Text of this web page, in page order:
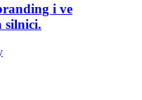
i ve
silnici.